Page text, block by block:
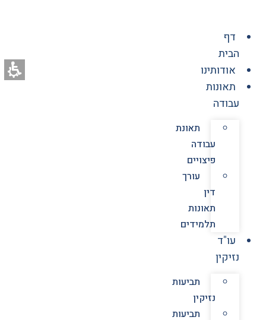
דף
הבית
אודותינו
תאונות
עבודה
תאונת
עבודה
פיצויים
עורך
דין
תאונות
תלמידים
עו"ד
נזיקין
תביעות
נזיקין
תביעות